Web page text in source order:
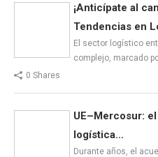
¡Anticípate al
Tendencias en
El sector logístico
complejo, marcado
0 Shares
UE–Mercosur:
logística...
Durante años, el